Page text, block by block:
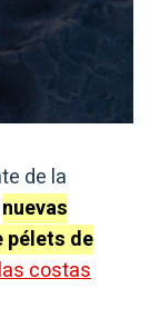
de la
nuevas
pélets de
costas